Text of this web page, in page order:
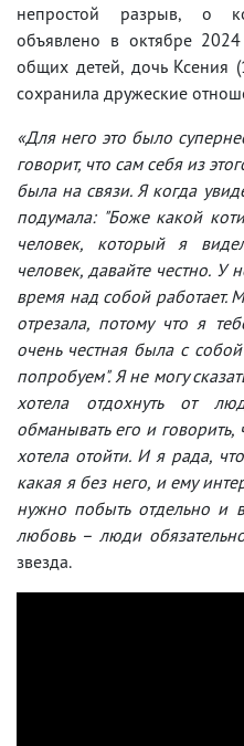
непростой разрыв, о
объявлено в октябре
общих детей, дочь Ксения
сохранила дружеские
«Для него это было
говорит, что сам себя из
была на связи. Я когда
подумала: "Боже какой
человек, который я
человек, давайте честно. У
время над собой работает.
отрезала, потому что я
очень честная была с
попробуем". Я не могу
хотела отдохнуть от
обманывать его и
хотела отойти. И я рада,
какая я без него, и ему
нужно побыть отдельно и
любовь – люди
звезда.